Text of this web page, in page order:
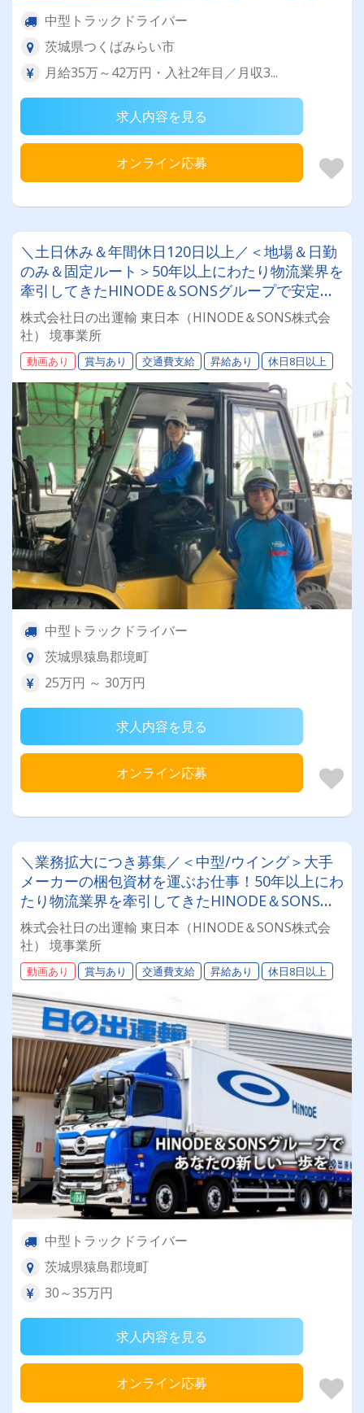
中型トラックドライバー
茨城県つくばみらい市
月給35万～42万円・入社2年目／月収3...
求人内容を見る
オンライン応募
＼土日休み＆年間休日120日以上／＜地場＆日勤
のみ＆固定ルート＞50年以上にわたり物流業界を
牽引してきたHINODE＆SONSグループで安定安
心を手に入れませんか？★経験の浅い方、ブラン
クのある方歓迎 ★月給25万円～30万円 ★3t平
車/建材・家具配送のお仕事
株式会社日の出運輸 東日本（HINODE＆SONS株式会
社） 境事業所
動画あり 賞与あり 交通費支給 昇給あり 休日8日以上
中型トラックドライバー
茨城県猿島郡境町
25万円 ～ 30万円
求人内容を見る
オンライン応募
＼業務拡大につき募集／＜中型/ウイング＞大手
メーカーの梱包資材を運ぶお仕事！50年以上にわ
たり物流業界を牽引してきたHINODE＆SONSグ
ループで安定安心を手に入れませんか？★未経験
歓迎 ★月給30万円～35万円 ★キャリアアップも
可
株式会社日の出運輸 東日本（HINODE＆SONS株式会
社） 境事業所
動画あり 賞与あり 交通費支給 昇給あり 休日8日以上
中型トラックドライバー
茨城県猿島郡境町
30～35万円
求人内容を見る
オンライン応募